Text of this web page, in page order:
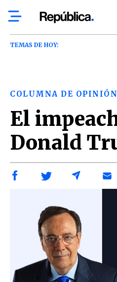
TEMAS DE HOY:
COLUMNA DE OPINIÓN
El
Donald